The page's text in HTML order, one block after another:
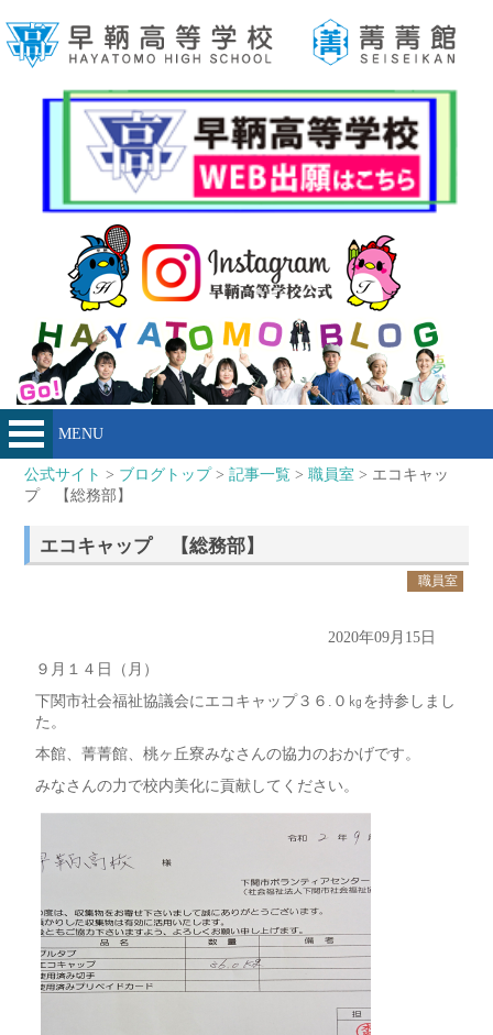
MENU
公式サイト > ブログトップ>記事一覧 >職員室 > エコキャッ
プ 【総務部】
エコキャップ 【総務部】
職員室
2020年09月15日
９月１４日（月）
下関市社会福祉協議会にエコキャップ３６.０㎏を持参しまし
た。
本館、菁菁館、桃ヶ丘寮みなさんの協力のおかげです。
みなさんの力で校内美化に貢献してください。